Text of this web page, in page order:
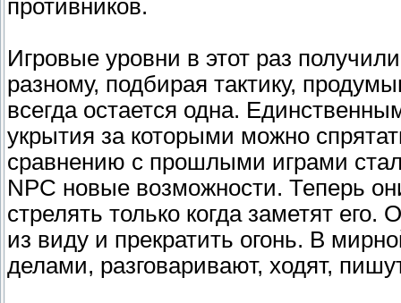
противников.
Игровые уровни в этот раз
разному, подбирая тактику,
всегда остается одна.
укрытия за которыми можно
сравнению с прошлыми играми
NPC новые возможности. Теперь
стрелять только когда заметят его.
из виду и прекратить огонь. В
делами, разговаривают, ходят,